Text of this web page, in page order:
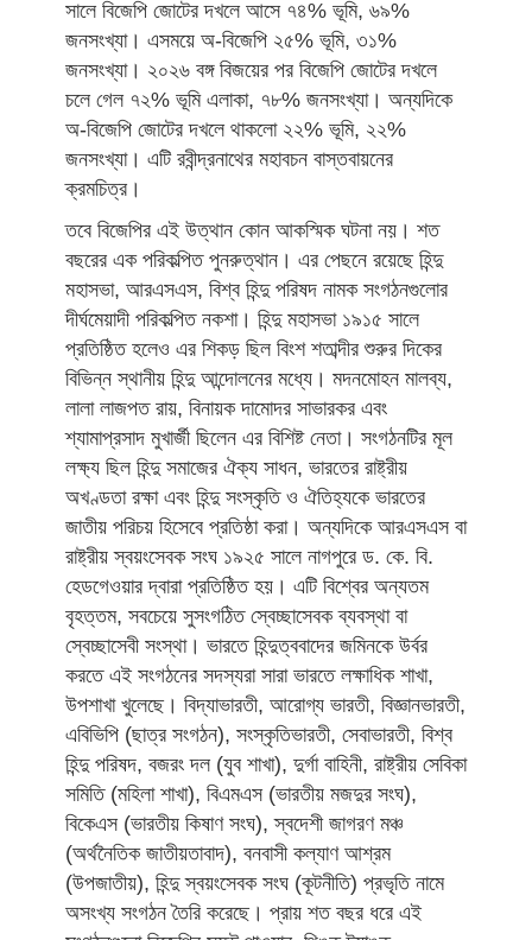
সালে বিজেপি জোটের দখলে আসে ৭৪% ভূমি, ৬৯%
জনসংখ্যা। এসময়ে অ-বিজেপি ২৫% ভূমি, ৩১%
জনসংখ্যা। ২০২৬ বঙ্গ বিজয়ের পর বিজেপি জোটের দখলে
চলে গেল ৭২% ভূমি এলাকা, ৭৮% জনসংখ্যা। অন্যদিকে
অ-বিজেপি জোটের দখলে থাকলো ২২% ভূমি, ২২%
জনসংখ্যা। এটি রবীন্দ্রনাথের মহাবচন বাস্তবায়নের
ক্রমচিত্র।
তবে বিজেপির এই উত্থান কোন আকস্মিক ঘটনা নয়। শত
বছরের এক পরিকল্পিত পুনরুত্থান। এর পেছনে রয়েছে হিন্দু
মহাসভা, আরএসএস, বিশ্ব হিন্দু পরিষদ নামক সংগঠনগুলোর
দীর্ঘমেয়াদী পরিকল্পিত নকশা। হিন্দু মহাসভা ১৯১৫ সালে
প্রতিষ্ঠিত হলেও এর শিকড় ছিল বিংশ শতাব্দীর শুরুর দিকের
বিভিন্ন স্থানীয় হিন্দু আন্দোলনের মধ্যে। মদনমোহন মালব্য,
লালা লাজপত রায়, বিনায়ক দামোদর সাভারকর এবং
শ্যামাপ্রসাদ মুখার্জী ছিলেন এর বিশিষ্ট নেতা। সংগঠনটির মূল
লক্ষ্য ছিল হিন্দু সমাজের ঐক্য সাধন, ভারতের রাষ্ট্রীয়
অখণ্ডতা রক্ষা এবং হিন্দু সংস্কৃতি ও ঐতিহ্যকে ভারতের
জাতীয় পরিচয় হিসেবে প্রতিষ্ঠা করা। অন্যদিকে আরএসএস বা
রাষ্ট্রীয় স্বয়ংসেবক সংঘ ১৯২৫ সালে নাগপুরে ড. কে. বি.
হেডগেওয়ার দ্বারা প্রতিষ্ঠিত হয়। এটি বিশ্বের অন্যতম
বৃহত্তম, সবচেয়ে সুসংগঠিত স্বেচ্ছাসেবক ব্যবস্থা বা
স্বেচ্ছাসেবী সংস্থা। ভারতে হিন্দুত্ববাদের জমিনকে উর্বর
করতে এই সংগঠনের সদস্যরা সারা ভারতে লক্ষাধিক শাখা,
উপশাখা খুলেছে। বিদ্যাভারতী, আরোগ্য ভারতী, বিজ্ঞানভারতী,
এবিভিপি (ছাত্র সংগঠন), সংস্কৃতিভারতী, সেবাভারতী, বিশ্ব
হিন্দু পরিষদ, বজরং দল (যুব শাখা), দুর্গা বাহিনী, রাষ্ট্রীয় সেবিকা
সমিতি (মহিলা শাখা), বিএমএস (ভারতীয় মজদুর সংঘ),
বিকেএস (ভারতীয় কিষাণ সংঘ), স্বদেশী জাগরণ মঞ্চ
(অর্থনৈতিক জাতীয়তাবাদ), বনবাসী কল্যাণ আশ্রম
(উপজাতীয়), হিন্দু স্বয়ংসেবক সংঘ (কূটনীতি) প্রভৃতি নামে
অসংখ্য সংগঠন তৈরি করেছে। প্রায় শত বছর ধরে এই